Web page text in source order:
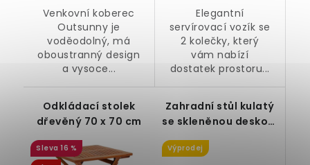
Venkovní koberec
Outsunny je
voděodolný, má
oboustranný design
a vysoce...
Elegantní
servírovací vozík se
2 kolečky, který
vám nabízí
dostatek prostoru...
Odkládací stolek
dřevěný 70 x 70 cm
16 %
Zahradní stůl kulatý
se skleněnou deskou,
Výprodej